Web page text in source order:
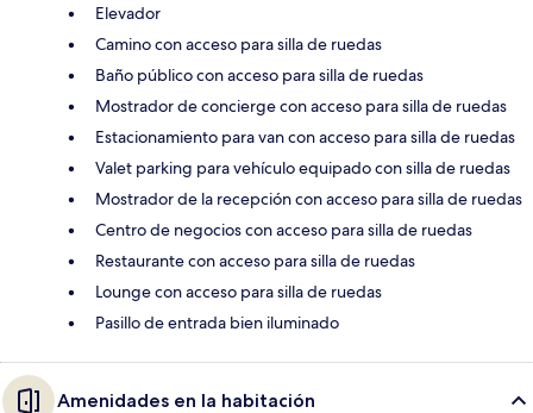
Elevador
Camino con acceso para silla de ruedas
Baño público con acceso para silla de ruedas
Mostrador de concierge con acceso para silla de ruedas
Estacionamiento para van con acceso para silla de ruedas
Valet parking para vehículo equipado con silla de ruedas
Mostrador de la recepción con acceso para silla de ruedas
Centro de negocios con acceso para silla de ruedas
Restaurante con acceso para silla de ruedas
Lounge con acceso para silla de ruedas
Pasillo de entrada bien iluminado
Amenidades en la habitación